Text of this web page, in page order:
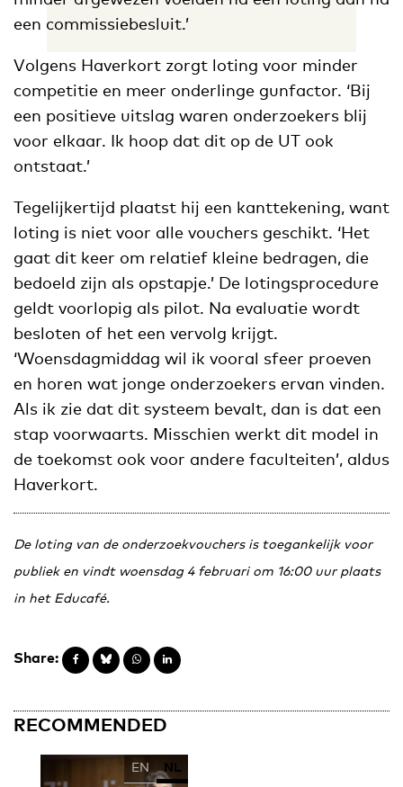
een commissiebesluit.’
Volgens Haverkort zorgt loting voor minder
competitie en meer onderlinge gunfactor. ‘Bij
een positieve uitslag waren onderzoekers blij
voor elkaar. Ik hoop dat dit op de UT ook
ontstaat.’
Tegelijkertijd plaatst hij een kanttekening, want
loting is niet voor alle vouchers geschikt. ‘Het
gaat dit keer om relatief kleine bedragen, die
bedoeld zijn als opstapje.’ De lotingsprocedure
geldt voorlopig als pilot. Na evaluatie wordt
besloten of het een vervolg krijgt.
‘Woensdagmiddag wil ik vooral sfeer proeven
en horen wat jonge onderzoekers ervan vinden.
Als ik zie dat dit systeem bevalt, dan is dat een
stap voorwaarts. Misschien werkt dit model in
de toekomst ook voor andere faculteiten’, aldus
Haverkort.
De loting van de onderzoekvouchers is toegankelijk voor
publiek en vindt woensdag 4 februari om 16:00 uur plaats
in het Educafé.
Share:
RECOMMENDED
EN NL